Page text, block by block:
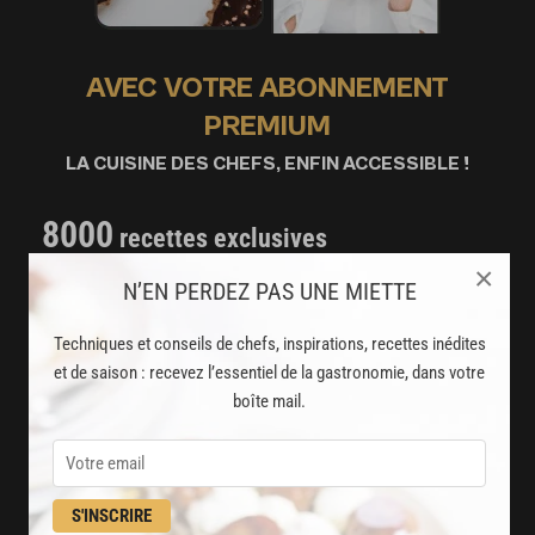
N’EN PERDEZ PAS UNE MIETTE
Techniques et conseils de chefs, inspirations, recettes inédites
et de saison : recevez l’essentiel de la gastronomie, dans votre
boîte mail.
S'INSCRIRE
×
AVEC VOTRE ABONNEMENT
PREMIUM
LA CUISINE DES CHEFS, ENFIN ACCESSIBLE !
8000 recettes exclusives
partagées par vos chefs préférés
2000
vidéos de recettes
et techniques de cuisine et pâtisserie
disponibles chaque semaine
Stop pub